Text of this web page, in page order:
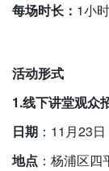
每场时长： 1小
活动形式
1.线下讲堂观众
日期 ：11月23
地点 ：杨浦区